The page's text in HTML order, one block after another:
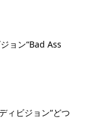
ョン“Bad Ass
ィビジョン“どつ